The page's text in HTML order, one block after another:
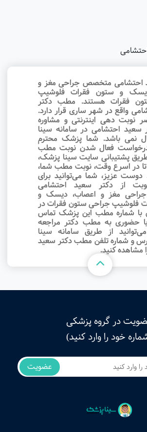
احتشامی متخصص جراحی مغز و
و ستون فقرات فلوشیپ
فقرات هستند. مطب دکتر
واقع در شهر ساری قرار دارد.
نوبت‌ دهی اینترنتی و مشاوره
سعید احتشامی در سامانه سینا
نمی باشد. شما پزشک محترم
درخواست فعال شدن نوبت مطب
پشتیبانی سایت سینا پزشک،
تا در اسرع وقت‌، نوبت مطب شما،
عزیز، شما می‌توانید برای
از دکتر سعید احتشامی
مغز و اعصاب، دیسک و
فلوشیپ جراحی ستون فقرات در
با شماره مطب این پزشک تماس
حضوری به مطب دکتر مراجعه
از طریق سامانه سینا
و شماره تلفن مطب دکتر سعید
مشاهده کنید.
در گروه پزشکی
خود را وارد کنید)
عضویت